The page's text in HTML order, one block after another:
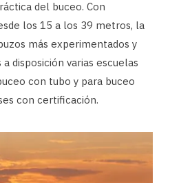
del buceo. Con
los 15 a los 39 metros, la
más experimentados y
disposición varias escuelas
con tubo y para buceo
con certificación.